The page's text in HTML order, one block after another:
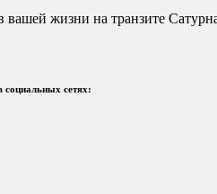
жизни на транзите
социальных сетях: